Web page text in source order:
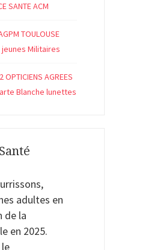
SANTE ACM
TOULOUSE
jeunes Militaires
AGREES
Blanche lunettes
adultes en
de la
en 2025.